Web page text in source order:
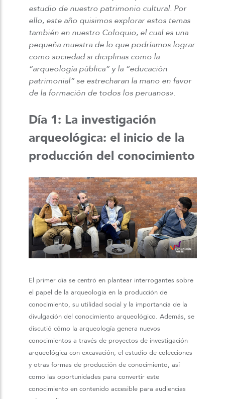
estudio de nuestro patrimonio cultural. Por
ello, este año quisimos explorar estos temas
también en nuestro Coloquio, el cual es una
pequeña muestra de lo que podríamos lograr
como sociedad si diciplinas como la
“arqueología pública” y la “educación
patrimonial” se estrecharan la mano en favor
de la formación de todos los peruanos».
Día 1: La investigación
arqueológica: el inicio de la
producción del conocimiento
El primer día se centró en plantear interrogantes sobre
el papel de la arqueología en la producción de
conocimiento, su utilidad social y la importancia de la
divulgación del conocimiento arqueológico. Además, se
discutió cómo la arqueología genera nuevos
conocimientos a través de proyectos de investigación
arqueológica con excavación, el estudio de colecciones
y otras formas de producción de conocimiento, así
como las oportunidades para convertir este
conocimiento en contenido accesible para audiencias